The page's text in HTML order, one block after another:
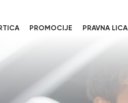
PROMOCIJE PRAVNA LICA